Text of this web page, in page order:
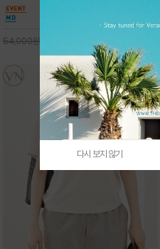
안함을 동시에 느낄수 있으며 차분하고 필요한
컬러웨이로 단독 또는 린넨 자켓/ 여름점퍼 안에
54,000원
다시 보지 않기